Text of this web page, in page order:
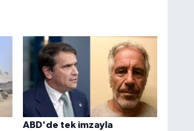
ABD'de tek imzayla